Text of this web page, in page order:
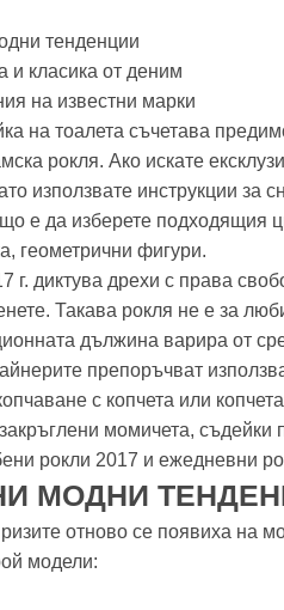
тенденции
и класика от деним
на известни марки
на тоалета съчетава
рокля. Ако искате
използвате инструкции за
е да изберете подходящия
геометрични фигури.
г. диктува дрехи с права
Такава рокля не е за
дължина варира от
препоръчват
с копчета или
момичета,
рокли 2017 и ежедневни
МОДНИ
отново се появиха на
модели: